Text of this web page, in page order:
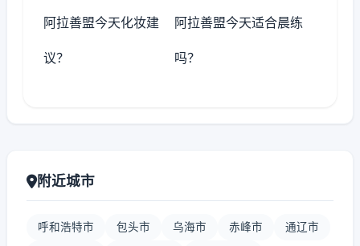
阿拉善盟今天化妆建
议？
阿拉善盟今天适合晨练
吗？
附近城市
呼和浩特市 包头市 乌海市 赤峰市 通辽市